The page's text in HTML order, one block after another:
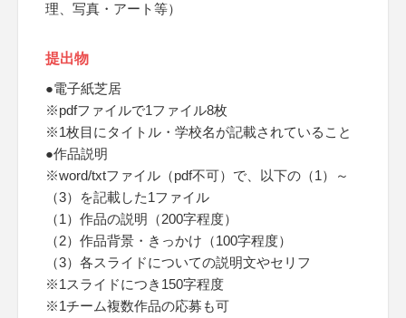
理、写真・アート等）
提出物
●電子紙芝居
※pdfファイルで1ファイル8枚
※1枚目にタイトル・学校名が記載されていること
●作品説明
※word/txtファイル（pdf不可）で、以下の（1）～
（3）を記載した1ファイル
（1）作品の説明（200字程度）
（2）作品背景・きっかけ（100字程度）
（3）各スライドについての説明文やセリフ
※1スライドにつき150字程度
※1チーム複数作品の応募も可